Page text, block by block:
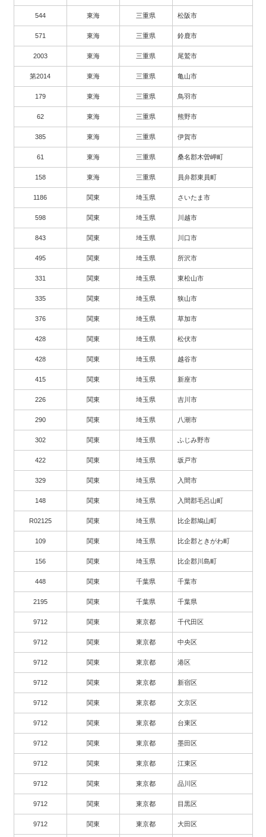
544 東海 三重県 松阪市
571 東海 三重県 鈴鹿市
2003 東海 三重県 尾鷲市
第2014 東海 三重県 亀山市
179 東海 三重県 鳥羽市
62 東海 三重県 熊野市
385 東海 三重県 伊賀市
61 東海 三重県 桑名郡木曽岬町
158 東海 三重県 員弁郡東員町
1186 関東 埼玉県 さいたま市
598 関東 埼玉県 川越市
843 関東 埼玉県 川口市
495 関東 埼玉県 所沢市
331 関東 埼玉県 東松山市
335 関東 埼玉県 狭山市
376 関東 埼玉県 草加市
428 関東 埼玉県 松伏市
428 関東 埼玉県 越谷市
415 関東 埼玉県 新座市
226 関東 埼玉県 吉川市
290 関東 埼玉県 八潮市
302 関東 埼玉県 ふじみ野市
422 関東 埼玉県 坂戸市
329 関東 埼玉県 入間市
148 関東 埼玉県 入間郡毛呂山町
R02125 関東 埼玉県 比企郡鳩山町
109 関東 埼玉県 比企郡ときがわ町
156 関東 埼玉県 比企郡川島町
448 関東 千葉県 千葉市
2195 関東 千葉県 千葉県
9712 関東 東京都 千代田区
9712 関東 東京都 中央区
9712 関東 東京都 港区
9712 関東 東京都 新宿区
9712 関東 東京都 文京区
9712 関東 東京都 台東区
9712 関東 東京都 墨田区
9712 関東 東京都 江東区
9712 関東 東京都 品川区
9712 関東 東京都 目黒区
9712 関東 東京都 大田区